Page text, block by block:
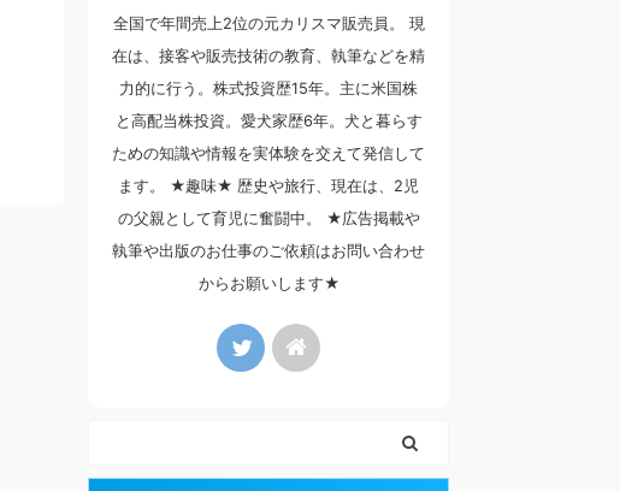
全国で年間売上2位の元カリスマ販売員。 現
在は、接客や販売技術の教育、執筆などを精
力的に行う。株式投資歴15年。主に米国株
と高配当株投資。愛犬家歴6年。犬と暮らす
ための知識や情報を実体験を交えて発信して
ます。 ★趣味★ 歴史や旅行、現在は、2児
の父親として育児に奮闘中。 ★広告掲載や
執筆や出版のお仕事のご依頼はお問い合わせ
からお願いします★